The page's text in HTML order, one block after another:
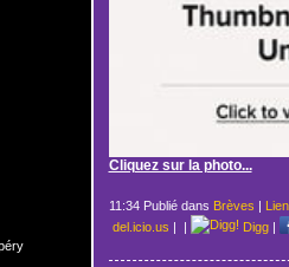
Cliquez sur la photo...
11:34 Publié dans Brèves |
del.icio.us | | Digg|